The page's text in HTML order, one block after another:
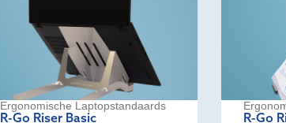
Ergonomische Laptopstandaards
R-Go Riser Basic
R-Go